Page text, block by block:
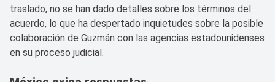
traslado, no se han dado detalles sobre los términos del
acuerdo, lo que ha despertado inquietudes sobre la posible
colaboración de Guzmán con las agencias estadounidenses
en su proceso judicial.